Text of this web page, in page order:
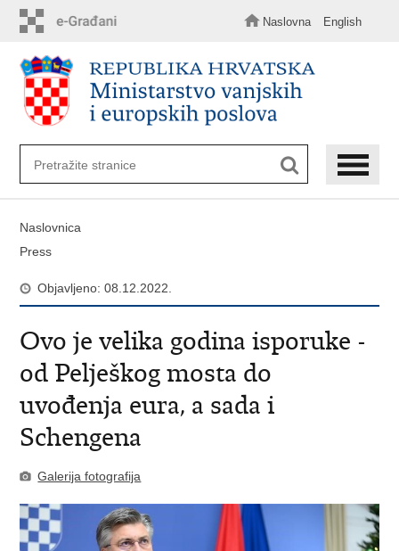
sadržaj
Naslovna English
Naslovnica
Press
Objavljeno: 08.12.2022.
Ovo je velika godina isporuke -
od Pelješkog mosta do
uvođenja eura, a sada i
Schengena
Galerija fotografija